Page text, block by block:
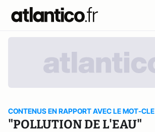
CONTENUS EN RAPPORT AVEC LE MOT-CLE
"POLLUTION DE L'EAU"